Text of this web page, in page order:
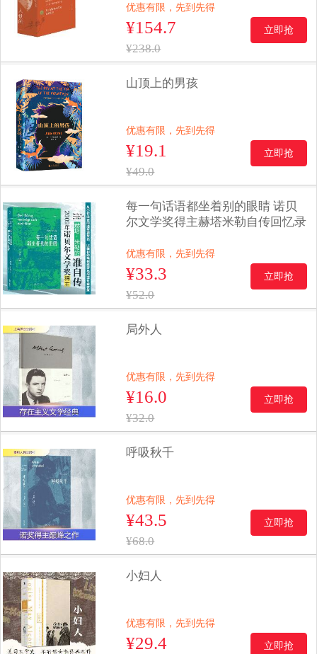
优惠有限，先到先得
¥154.7
¥238.0
立即抢
山顶上的男孩
优惠有限，先到先得
¥19.1
¥49.0
立即抢
每一句话语都坐着别的眼睛 诺贝
尔文学奖得主赫塔米勒自传回忆录
优惠有限，先到先得
¥33.3
¥52.0
立即抢
局外人
优惠有限，先到先得
¥16.0
¥32.0
立即抢
呼吸秋千
优惠有限，先到先得
¥43.5
¥68.0
立即抢
小妇人
优惠有限，先到先得
¥29.4 立即抢